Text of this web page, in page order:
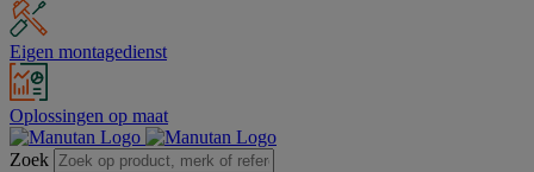
Eigen montagedienst
Oplossingen op maat
Zoek